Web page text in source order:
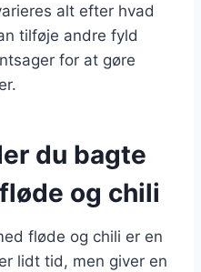
alt efter hvad
tilføje andre fyld
for at gøre
du bagte
og chili
fløde og chili er en
lidt tid, men giver en